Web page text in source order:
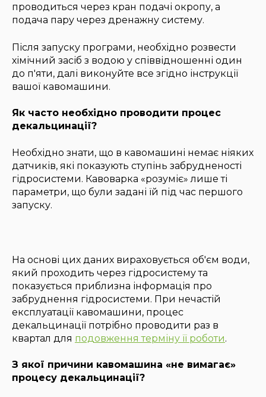
проводиться через кран подачі окропу, а
подача пару через дренажну систему.
Після запуску програми, необхідно розвести
хімічний засіб з водою у співвідношенні один
до п'яти, далі виконуйте все згідно інструкції
вашої кавомашини.
Як часто необхідно проводити процес
декальцинації?
Необхідно знати, що в кавомашині немає ніяких
датчиків, які показують ступінь забрудненості
гідросистеми. Кавоварка «розуміє» лише ті
параметри, що були задані їй під час першого
запуску.
На основі цих даних вираховується об'єм води,
який проходить через гідросистему та
показується приблизна інформація про
забруднення гідросистеми. При нечастій
експлуатації кавомашини, процес
декальцинації потрібно проводити раз в
квартал для подовження терміну її роботи.
З якої причини кавомашина «не вимагає»
процесу декальцинації?